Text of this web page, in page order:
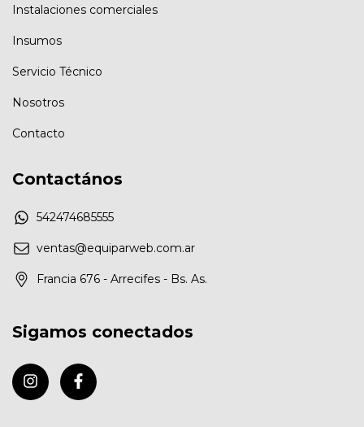
Instalaciones comerciales
Insumos
Servicio Técnico
Nosotros
Contacto
Contactános
542474685555
ventas@equiparweb.com.ar
Francia 676 - Arrecifes - Bs. As.
Sigamos conectados